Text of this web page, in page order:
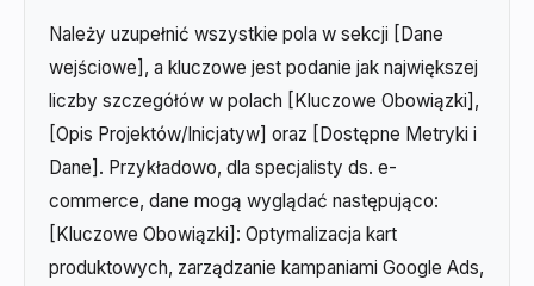
Należy uzupełnić wszystkie pola w sekcji [Dane
wejściowe], a kluczowe jest podanie jak największej
liczby szczegółów w polach [Kluczowe Obowiązki],
[Opis Projektów/Inicjatyw] oraz [Dostępne Metryki i
Dane]. Przykładowo, dla specjalisty ds. e-
commerce, dane mogą wyglądać następująco:
[Kluczowe Obowiązki]: Optymalizacja kart
produktowych, zarządzanie kampaniami Google Ads,